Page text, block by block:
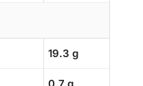
19.3 g